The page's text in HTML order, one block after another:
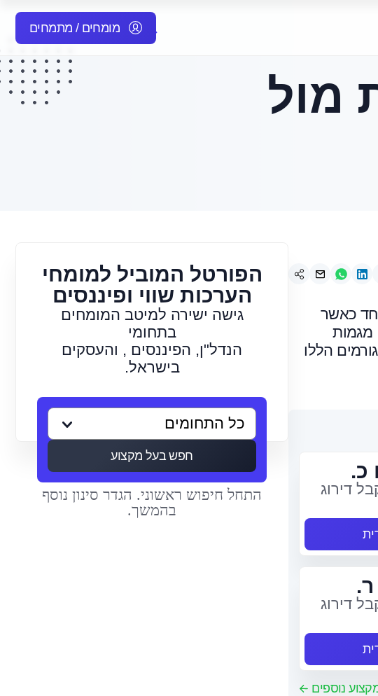
מומחים / מתמחים
מול
כאשר
מגמות
הללו
כ.
דירוג
דירוג
נוספים
הפורטל המוביל למומחי
הערכות שווי ופיננסים
גישה ישירה למיטב המומחים
בתחומי
הנדל"ן, הפיננסים , והעסקים
בישראל.
חפש בעל מקצוע
התחל חיפוש ראשוני. הגדר סינון נוסף
בהמשך.